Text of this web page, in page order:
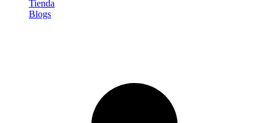
Tienda
Blogs